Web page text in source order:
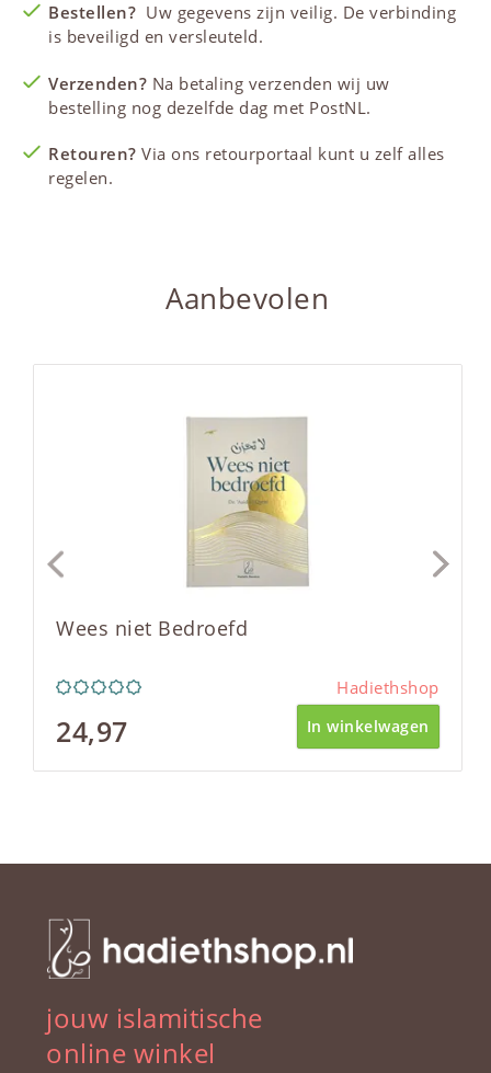
Bestellen? Uw gegevens zijn veilig. De verbinding
is beveiligd en versleuteld.
Verzenden? Na betaling verzenden wij uw
bestelling nog dezelfde dag met PostNL.
Retouren? Via ons retourportaal kunt u zelf alles
regelen.
Aanbevolen
Wees niet Bedroefd
Hadiethshop
24,97 In winkelwagen
jouw islamitische
online winkel